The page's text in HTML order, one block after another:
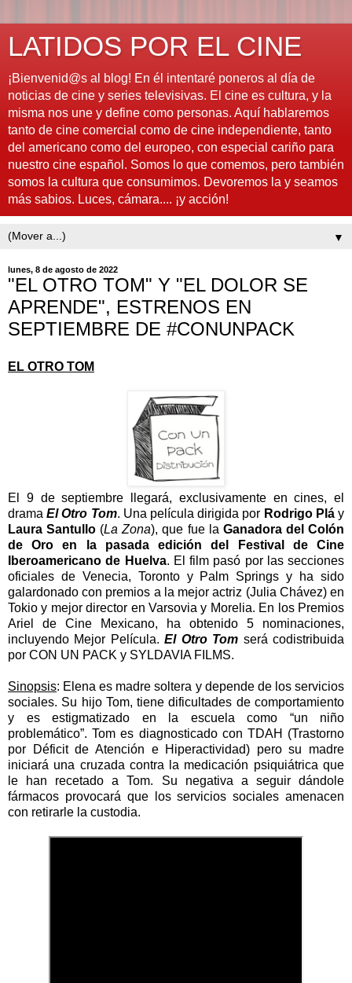
LATIDOS POR EL CINE
¡Bienvenid@s al blog! En él intentaré poneros al día de
noticias de cine y series televisivas. El cine es cultura, y la
misma nos une y define como personas. Aquí hablaremos
tanto de cine comercial como de cine independiente, tanto
del americano como del europeo, con especial cariño para
nuestro cine español. Somos lo que comemos, pero también
somos la cultura que consumimos. Devoremos la y seamos
más sabios. Luces, cámara.... ¡y acción!
▼
lunes, 8 de agosto de 2022
"EL OTRO TOM" Y "EL DOLOR SE
APRENDE", ESTRENOS EN
SEPTIEMBRE DE #CONUNPACK
EL OTRO TOM
El 9 de septiembre llegará, exclusivamente en cines, el
dramaEl Otro Tom. Una película dirigida por Rodrigo Pláy
Laura Santullo (La Zona), que fue la Ganadora del Colón
de Oro en la pasada edición del Festival de Cine
Iberoamericano de Huelva. El film pasó por las secciones
oficiales de Venecia, Toronto y Palm Springs y ha sido
galardonado con premios a la mejor actriz (Julia Chávez) en
Tokio y mejor director en Varsovia y Morelia. En los Premios
Ariel de Cine Mexicano, ha obtenido 5 nominaciones,
incluyendo Mejor Película.El Otro Tom será codistribuida
por CON UN PACK y SYLDAVIA FILMS.
Sinopsis: Elena es madre soltera y depende de los servicios
sociales. Su hijo Tom, tiene dificultades de comportamiento
y es estigmatizado en la escuela como “un niño
problemático”. Tom es diagnosticado con TDAH (Trastorno
por Déficit de Atención e Hiperactividad) pero su madre
iniciará una cruzada contra la medicación psiquiátrica que
le han recetado a Tom. Su negativa a seguir dándole
fármacos provocará que los servicios sociales amenacen
con retirarle la custodia.